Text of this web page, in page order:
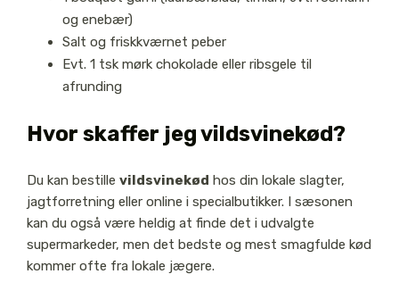
og enebær)
Salt og friskkværnet peber
Evt. 1 tsk mørk chokolade eller ribsgele til
afrunding
Hvor skaffer jeg vildsvinekød?
Du kan bestille vildsvinekød hos din lokale slagter,
jagtforretning eller online i specialbutikker. I sæsonen
kan du også være heldig at finde det i udvalgte
supermarkeder, men det bedste og mest smagfulde kød
kommer ofte fra lokale jægere.